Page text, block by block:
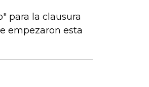
para la clausura
empezaron esta